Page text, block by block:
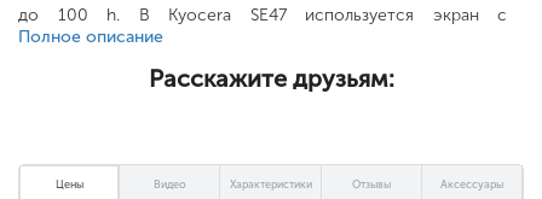
до 100 h. В Kyocera SE47 используется экран с
разрешением 128x160., расширяется с помощью носителя
Полное описание
Расскажите друзьям:
Цены Видео Характеристики Отзывы Аксессуары